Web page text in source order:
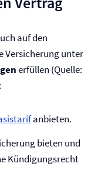
auf den
Versicherung unter
erfüllen (Quelle:
anbieten.
bieten und
Kündigungsrecht